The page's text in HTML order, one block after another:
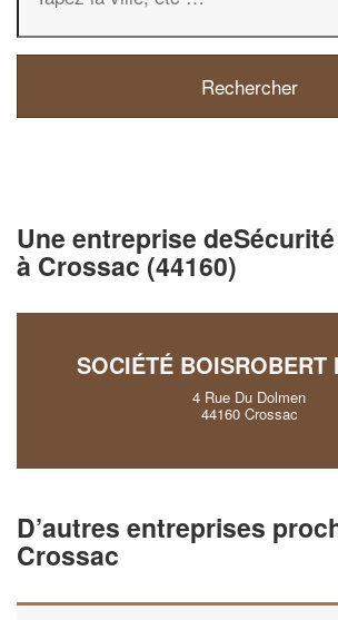
Une entreprise
à Crossac (44160)
SOCIÉTÉ BOISROBERT
4 Rue Du Dolmen
44160 Crossac
D’autres entreprises
Crossac
Augmentez votre
tout en
nouveaux clients!
En